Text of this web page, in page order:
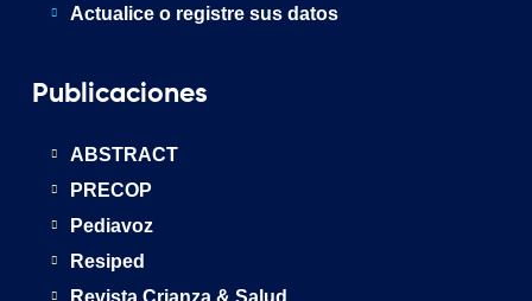
Actualice o registre sus datos
Publicaciones
ABSTRACT
PRECOP
Pediavoz
Resiped
Revista Crianza & Salud